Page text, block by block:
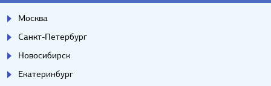
Москва
Санкт-Петербург
Новосибирск
Екатеринбург